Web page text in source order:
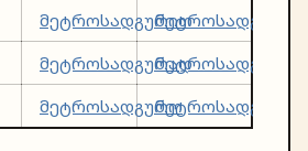
მეტროსადგურით
მეტროსადგურად
მეტროსადგურო